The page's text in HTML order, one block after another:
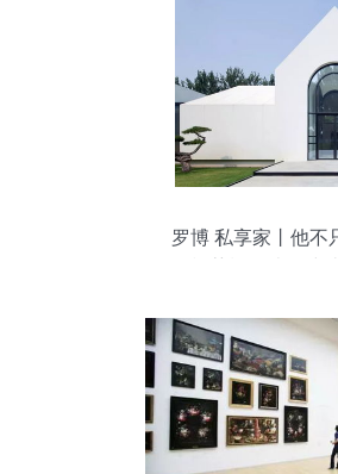
罗博 私享家丨他不